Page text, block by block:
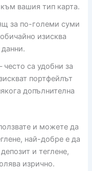
вашия тип карта.
за по-големи суми
изисква
често са удобни за
портфейлът
допълнителна
и можете да
най-добре е да
и теглене,
изрично.